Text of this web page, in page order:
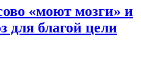
«моют мозги» и
для благой цели